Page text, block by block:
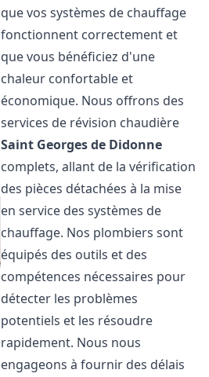
que vos systèmes de chauffage
fonctionnent correctement et
que vous bénéficiez d'une
chaleur confortable et
économique. Nous offrons des
services de révision chaudière
Saint Georges de Didonne
complets, allant de la vérification
des pièces détachées à la mise
en service des systèmes de
chauffage. Nos plombiers sont
équipés des outils et des
compétences nécessaires pour
détecter les problèmes
potentiels et les résoudre
rapidement. Nous nous
engageons à fournir des délais